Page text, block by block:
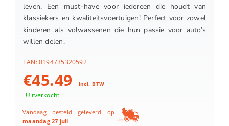
leven. Een must-have voor iedereen die houdt van
klassiekers en kwaliteitsvoertuigen! Perfect voor zowel
kinderen als volwassenen die hun passie voor auto’s
willen delen.
EAN:0194735320592
€45.49 Incl. BTW
Uitverkocht
Vandaag besteld geleverd op
maandag 27 juli